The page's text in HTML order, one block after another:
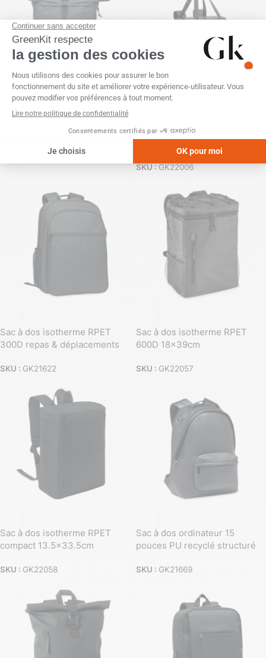
Sac à dos isotherme – 30L en
GK20971
Sac à dos isotherme 600D
SKU : GK22006
Sac à dos isotherme RPET
300D repas & déplacements
SKU : GK21622
Sac à dos isotherme RPET
600D 18x39cm
SKU : GK22057
Sac à dos isotherme RPET
compact 13.5×33.5cm
SKU : GK22058
Sac à dos ordinateur 15
pouces PU recyclé structuré
SKU : GK21669